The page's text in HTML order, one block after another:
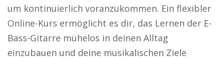
um kontinuierlich voranzukommen. Ein flexibler
Online-Kurs ermöglicht es dir, das Lernen der E-
Bass-Gitarre mühelos in deinen Alltag
einzubauen und deine musikalischen Ziele